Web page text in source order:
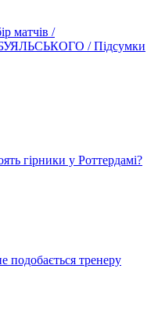
матчів /
/ Підсумки
гірники у Роттердамі?
тренеру